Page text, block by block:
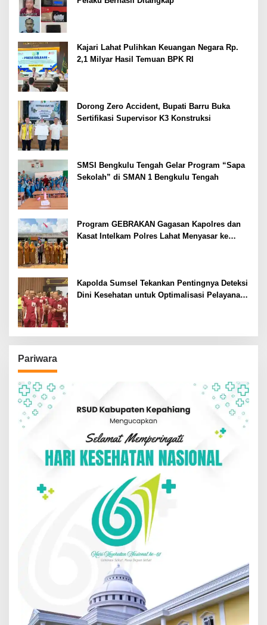
Kajari Lahat Pulihkan Keuangan Negara Rp.
2,1 Milyar Hasil Temuan BPK RI
Dorong Zero Accident, Bupati Barru Buka
Sertifikasi Supervisor K3 Konstruksi
SMSI Bengkulu Tengah Gelar Program “Sapa
Sekolah” di SMAN 1 Bengkulu Tengah
Program GEBRAKAN Gagasan Kapolres dan
Kasat Intelkam Polres Lahat Menyasar ke
Kapolda Sumsel Tekankan Pentingnya Deteksi
Dini Kesehatan untuk Optimalisasi Pelayanan
Pariwara